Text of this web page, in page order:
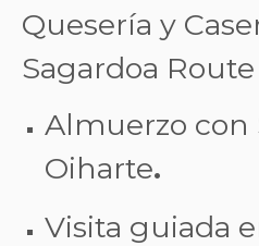
Quesería y
Sagardoa Route
Almuerzo con
Oiharte.
Visita guiada